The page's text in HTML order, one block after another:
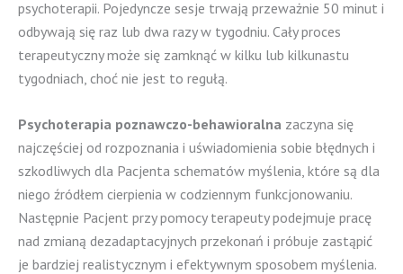
psychoterapii. Pojedyncze sesje trwają przeważnie 50 minut i
odbywają się raz lub dwa razy w tygodniu. Cały proces
terapeutyczny może się zamknąć w kilku lub kilkunastu
tygodniach, choć nie jest to regułą.
Psychoterapia poznawczo-behawioralna zaczyna się
najczęściej od rozpoznania i uświadomienia sobie błędnych i
szkodliwych dla Pacjenta schematów myślenia, które są dla
niego źródłem cierpienia w codziennym funkcjonowaniu.
Następnie Pacjent przy pomocy terapeuty podejmuje pracę
nad zmianą dezadaptacyjnych przekonań i próbuje zastąpić
je bardziej realistycznym i efektywnym sposobem myślenia.